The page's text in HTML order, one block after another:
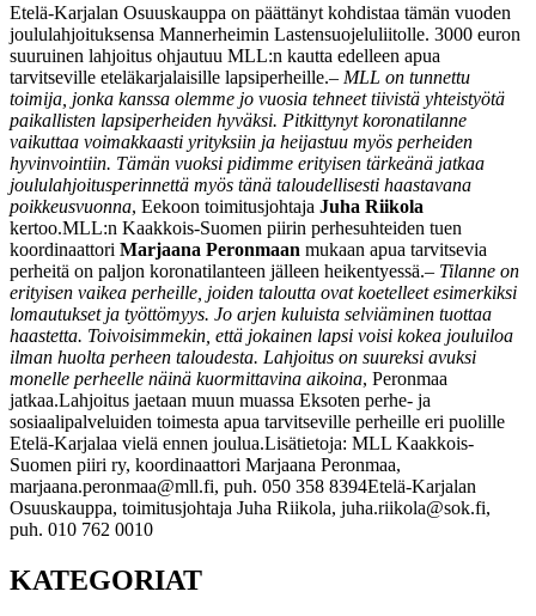
Etelä-Karjalan Osuuskauppa on päättänyt kohdistaa tämän vuoden
joululahjoituksensa Mannerheimin Lastensuojeluliitolle. 3000 euron
suuruinen lahjoitus ohjautuu MLL:n kautta edelleen apua
tarvitseville eteläkarjalaisille lapsiperheille.– MLL on tunnettu
toimija, jonka kanssa olemme jo vuosia tehneet tiivistä yhteistyötä
paikallisten lapsiperheiden hyväksi. Pitkittynyt koronatilanne
vaikuttaa voimakkaasti yrityksiin ja heijastuu myös perheiden
hyvinvointiin. Tämän vuoksi pidimme erityisen tärkeänä jatkaa
joululahjoitusperinnettä myös tänä taloudellisesti haastavana
poikkeusvuonna, Eekoon toimitusjohtaja Juha Riikola
kertoo.MLL:n Kaakkois-Suomen piirin perhesuhteiden tuen
koordinaattori Marjaana Peronmaan mukaan apua tarvitsevia
perheitä on paljon koronatilanteen jälleen heikentyessä.– Tilanne on
erityisen vaikea perheille, joiden taloutta ovat koetelleet esimerkiksi
lomautukset ja työttömyys. Jo arjen kuluista selviäminen tuottaa
haastetta. Toivoisimmekin, että jokainen lapsi voisi kokea jouluiloa
ilman huolta perheen taloudesta. Lahjoitus on suureksi avuksi
monelle perheelle näinä kuormittavina aikoina, Peronmaa
jatkaa.Lahjoitus jaetaan muun muassa Eksoten perhe- ja
sosiaalipalveluiden toimesta apua tarvitseville perheille eri puolille
Etelä-Karjalaa vielä ennen joulua.Lisätietoja: MLL Kaakkois-
Suomen piiri ry, koordinaattori Marjaana Peronmaa,
marjaana.peronmaa@mll.fi, puh. 050 358 8394Etelä-Karjalan
Osuuskauppa, toimitusjohtaja Juha Riikola, juha.riikola@sok.fi,
puh. 010 762 0010
KATEGORIAT